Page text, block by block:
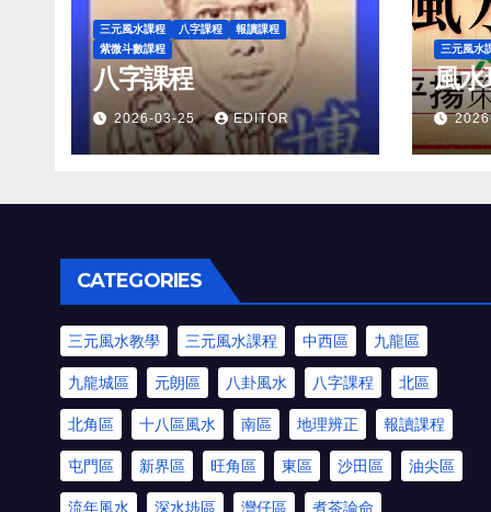
三元風水課程 八字課程
報讀課程
紫微斗數課程
八字課程
2026-03-25 EDITOR
三元風水
風水
CATEGORIES
三元風水教學 三元風水課程 中西區 九龍區
九龍城區 元朗區 八卦風水 八字課程 北區
北角區 十八區風水 南區 地理辨正 報讀課程
屯門區 新界區 旺角區 東區 沙田區 油尖區
流年風水 深水埗區 灣仔區 煮茶論命